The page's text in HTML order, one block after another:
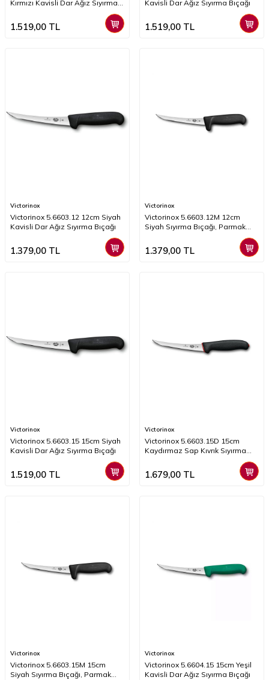
Kırmızı Kavisli Dar Ağız Sıyırma
1.519,00 TL
Kavisli Dar Ağız Sıyırma Bıçağı
1.519,00 TL
Victorinox
Victorinox 5.6603.12 12cm Siyah
Kavisli Dar Ağız Sıyırma Bıçağı
1.379,00 TL
Victorinox
Victorinox 5.6603.12M 12cm
Siyah Sıyırma Bıçağı, Parmak
1.379,00 TL
Victorinox
Victorinox 5.6603.15 15cm Siyah
Kavisli Dar Ağız Sıyırma Bıçağı
1.519,00 TL
Victorinox
Victorinox 5.6603.15D 15cm
Kaydırmaz Sap Kıvrık Sıyırma
1.679,00 TL
Victorinox
Victorinox 5.6603.15M 15cm
Siyah Sıyırma Bıçağı, Parmak
Victorinox
​​​​​Victorinox 5.6604.15 15cm Yeşil
Kavisli Dar Ağız Sıyırma Bıçağı